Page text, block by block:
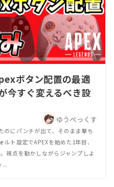
ボタン配置の最適
今すぐ変えるべき設
ゆうぺっくす
のにパンチが出て、そのまま撃ち
ト設定でAPEXを始めた1年目、
視点を動かしながらジャンプしよ
...